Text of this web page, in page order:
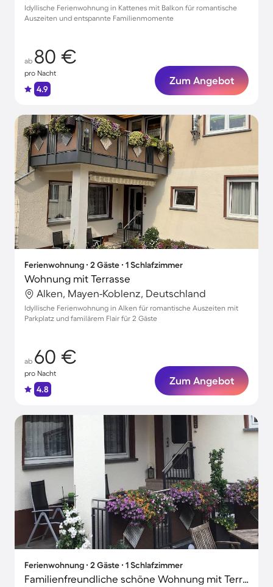
Idyllische Ferienwohnung in Kattenes mit Balkon für romantische
Auszeiten und entspannte Familienmomente
ab 80 €
pro Nacht
4.9
Zum Angebot
Ferienwohnung ∙ 2 Gäste ∙ 1 Schlafzimmer
Wohnung mit Terrasse
Alken, Mayen-Koblenz, Deutschland
Idyllische Ferienwohnung in Alken für romantische Auszeiten mit
Parkplatz und familärem Flair für 2 Gäste
ab 60 €
pro Nacht
4.8
Zum Angebot
Ferienwohnung ∙ 2 Gäste ∙ 1 Schlafzimmer
Familienfreundliche schöne Wohnung mit Terrasse